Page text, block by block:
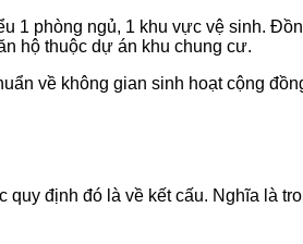
1 phòng ngủ, 1 khu vực vệ sinh.
hộ thuộc dự án khu chung cư.
về không gian sinh hoạt cộng
quy định đó là về kết cấu. Nghĩa là